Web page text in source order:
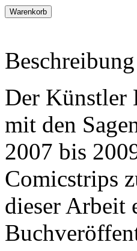
Beschreibung
Der Künstler
mit den
2007 bis
Comicstrips
dieser Arbeit